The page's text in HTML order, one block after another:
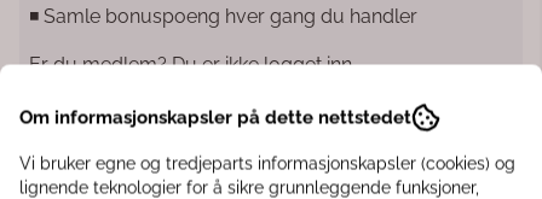
◾️ Samle bonuspoeng hver gang du handler
Er du medlem? Du er ikke logget inn
Logg inn
Om informasjonskapsler på dette nettstedet
Vi bruker egne og tredjeparts informasjonskapsler (cookies) og
lignende teknologier for å sikre grunnleggende funksjoner,